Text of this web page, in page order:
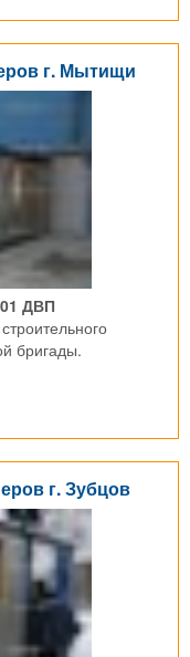
г. Мытищи
ДВП
бригады.
г. Зубцов